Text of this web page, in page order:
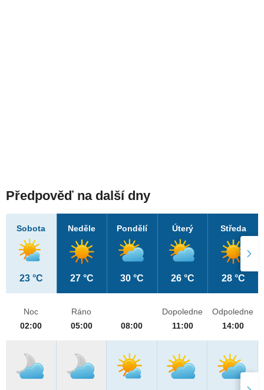
Předpověď na další dny
Sobota
23 °C
Neděle
27 °C
Pondělí
30 °C
Úterý
26 °C
Středa
28 °C
Noc
02:00
Ráno
05:00
08:00
Dopoledne
11:00
Odpoledne
14:00